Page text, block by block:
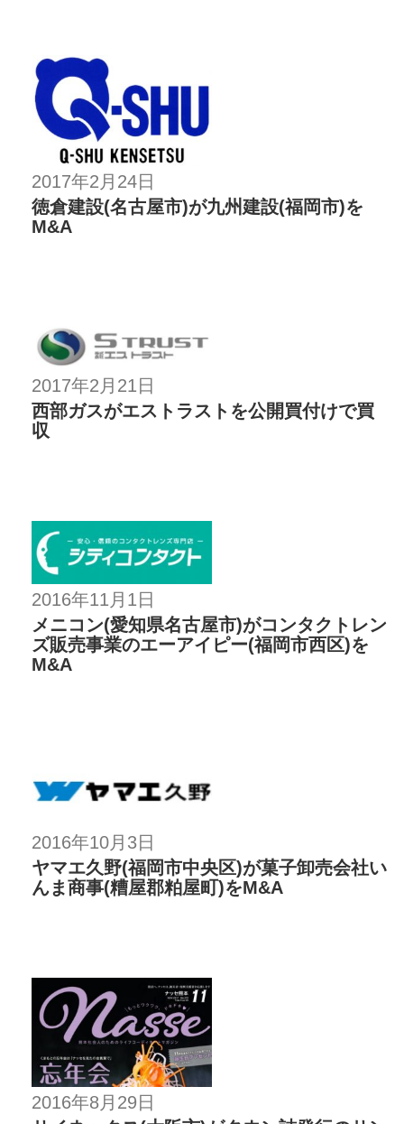
2017年2月24日
徳倉建設(名古屋市)が九州建設(福岡市)を
M&A
2017年2月21日
西部ガスがエストラストを公開買付けで買
収
2016年11月1日
メニコン(愛知県名古屋市)がコンタクトレン
ズ販売事業のエーアイピー(福岡市西区)を
M&A
2016年10月3日
ヤマエ久野(福岡市中央区)が菓子卸売会社い
んま商事(糟屋郡粕屋町)をM&A
2016年8月29日